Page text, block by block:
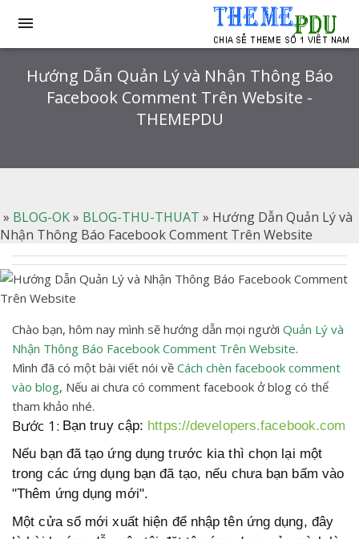

Hướng Dẫn Quản Lý và Nhận Thông Báo
Facebook Comment Trên Website -
THEMEPDU
» BLOG-OK» BLOG-THU-THUAT » Hướng Dẫn Quản Lý và
Nhận Thông Báo Facebook Comment Trên Website
Chào bạn, hôm nay mình sẽ hướng dẫn mọi người Quản Lý và
Nhận Thông Báo Facebook Comment Trên Website.
Mình đã có một bài viết nói về Cách chèn facebook comment
vào blog, Nếu ai chưa có comment facebook ở blog có thể
tham khảo nhé.
Bước 1: Bạn truy cập: https://developers.facebook.com
Nếu bạn đã tạo ứng dụng trước kia thì chọn lại một
trong các ứng dụng bạn đã tạo, nếu chưa bạn bấm vào
"Thêm ứng dụng mới".
Một cửa sổ mới xuất hiện để nhập tên ứng dụng, đây